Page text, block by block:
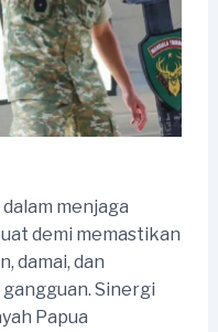
menjaga
demi memastikan
damai, dan
Sinergi
Papua